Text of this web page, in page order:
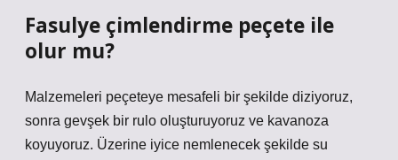
Fasulye çimlendirme peçete ile
olur mu?
Malzemeleri peçeteye mesafeli bir şekilde diziyoruz,
sonra gevşek bir rulo oluşturuyoruz ve kavanoza
koyuyoruz. Üzerine iyice nemlenecek şekilde su